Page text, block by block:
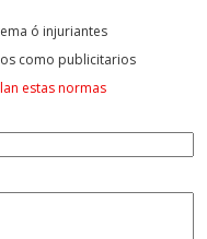
ó injuriantes
como publicitarios
estas normas